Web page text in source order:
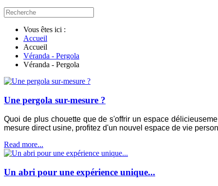
Vous êtes ici :
Accueil
Accueil
Véranda - Pergola
Véranda - Pergola
Une pergola sur-mesure ?
Quoi de plus chouette que de s'offrir un espace
mesure direct usine, profitez d'un nouvel espace de vie
Read more...
Un abri pour une expérience unique...